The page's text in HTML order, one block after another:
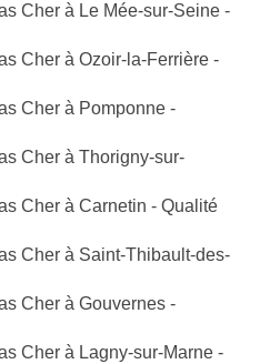
Cher à Le Mée-sur-Seine -
Cher à Ozoir-la-Ferrière -
Cher à Pomponne -
Cher à Thorigny-sur-
Cher à Carnetin - Qualité
Cher à Saint-Thibault-des-
Cher à Gouvernes -
Cher à Lagny-sur-Marne -